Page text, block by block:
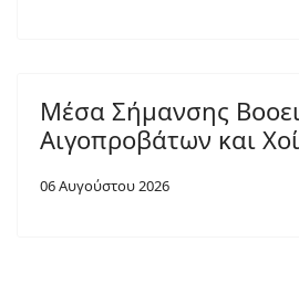
Μέσα Σήμανσης
Αιγοπροβάτων και
06 Αυγούστου 2026